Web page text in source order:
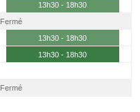
13h30 - 18h30
Fermé
13h30 - 18h30
13h30 - 18h30
Fermé